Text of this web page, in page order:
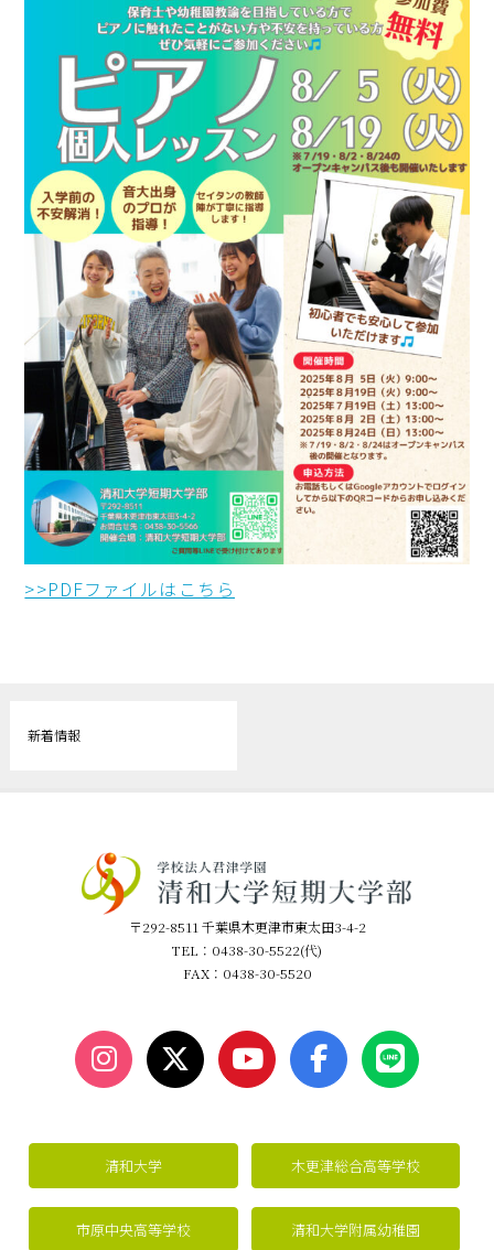
>>PDFファイルはこちら
新着情報
〒292-8511 千葉県木更津市東太田3-4-2
TEL：0438-30-5522(代)
FAX：0438-30-5520
清和大学 木更津総合高等学校
市原中央高等学校 清和大学附属幼稚園